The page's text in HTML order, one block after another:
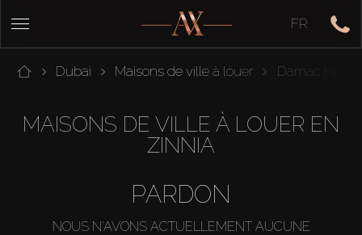
FR
Dubai Maisons de ville à louer Damac Hills 2
MAISONS DE VILLE À LOUER EN
ZINNIA
PARDON
NOUS N'AVONS ACTUELLEMENT AUCUNE